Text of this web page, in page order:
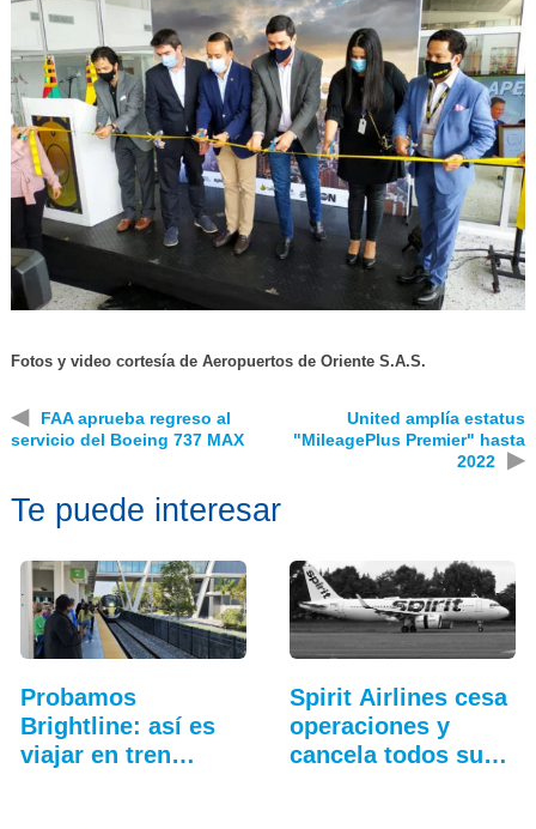
Fotos y video cortesía de Aeropuertos de Oriente S.A.S.
◀
FAA aprueba regreso al
servicio del Boeing 737 MAX
United amplía estatus
"MileagePlus Premier" hasta
2022
▶
Te puede interesar
Probamos
Brightline: así es
viajar en tren
Spirit Airlines cesa
operaciones y
cancela todos sus